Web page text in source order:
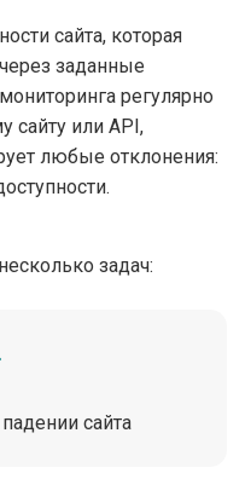
сайта, которая
заданные
регулярно
сайту или API,
любые отклонения:
задач:
сайта